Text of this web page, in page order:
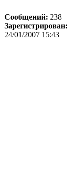
Сообщений: 238
Зарегистрирован:
24/01/2007 15:43